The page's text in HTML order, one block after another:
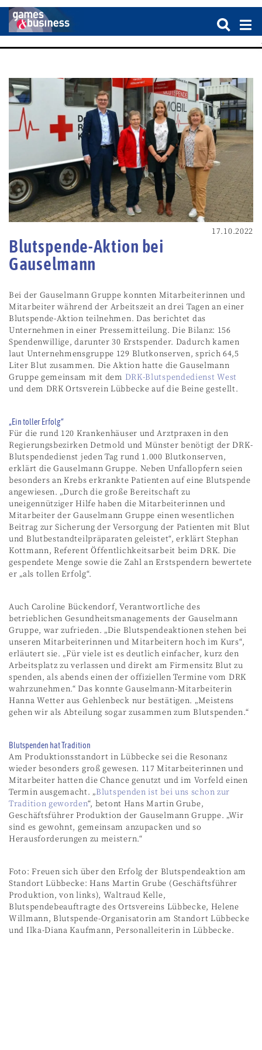
17.10.2022
Blutspende-Aktion bei
Gauselmann
Bei der Gauselmann Gruppe konnten Mitarbeiterinnen und
Mitarbeiter während der Arbeitszeit an drei Tagen an einer
Blutspende-Aktion teilnehmen. Das berichtet das
Unternehmen in einer Pressemitteilung. Die Bilanz: 156
Spendenwillige, darunter 30 Erstspender. Dadurch kamen
laut Unternehmensgruppe 129 Blutkonserven, sprich 64,5
Liter Blut zusammen. Die Aktion hatte die Gauselmann
Gruppe gemeinsam mit dem DRK-Blutspendedienst West
und dem DRK Ortsverein Lübbecke auf die Beine gestellt.
„Ein toller Erfolg“
Für die rund 120 Krankenhäuser und Arztpraxen in den
Regierungsbezirken Detmold und Münster benötigt der DRK-
Blutspendedienst jeden Tag rund 1.000 Blutkonserven,
erklärt die Gauselmann Gruppe. Neben Unfallopfern seien
besonders an Krebs erkrankte Patienten auf eine Blutspende
angewiesen. „Durch die große Bereitschaft zu
uneigennütziger Hilfe haben die Mitarbeiterinnen und
Mitarbeiter der Gauselmann Gruppe einen wesentlichen
Beitrag zur Sicherung der Versorgung der Patienten mit Blut
und Blutbestandteilpräparaten geleistet“, erklärt Stephan
Kottmann, Referent Öffentlichkeitsarbeit beim DRK. Die
gespendete Menge sowie die Zahl an Erstspendern bewertete
er „als tollen Erfolg“.
Auch Caroline Bückendorf, Verantwortliche des
betrieblichen Gesundheitsmanagements der Gauselmann
Gruppe, war zufrieden. „Die Blutspendeaktionen stehen bei
unseren Mitarbeiterinnen und Mitarbeitern hoch im Kurs“,
erläutert sie. „Für viele ist es deutlich einfacher, kurz den
Arbeitsplatz zu verlassen und direkt am Firmensitz Blut zu
spenden, als abends einen der offiziellen Termine vom DRK
wahrzunehmen.“ Das konnte Gauselmann-Mitarbeiterin
Hanna Wetter aus Gehlenbeck nur bestätigen. „Meistens
gehen wir als Abteilung sogar zusammen zum Blutspenden.“
Blutspenden hat Tradition
Am Produktionsstandort in Lübbecke sei die Resonanz
wieder besonders groß gewesen. 117 Mitarbeiterinnen und
Mitarbeiter hatten die Chance genutzt und im Vorfeld einen
Termin ausgemacht. „Blutspenden ist bei uns schon zur
Tradition geworden“, betont Hans Martin Grube,
Geschäftsführer Produktion der Gauselmann Gruppe. „Wir
sind es gewohnt, gemeinsam anzupacken und so
Herausforderungen zu meistern.“
Foto: Freuen sich über den Erfolg der Blutspendeaktion am
Standort Lübbecke: Hans Martin Grube (Geschäftsführer
Produktion, von links), Waltraud Kelle,
Blutspendebeauftragte des Ortsvereins Lübbecke, Helene
Willmann, Blutspende-Organisatorin am Standort Lübbecke
und Ilka-Diana Kaufmann, Personalleiterin in Lübbecke.